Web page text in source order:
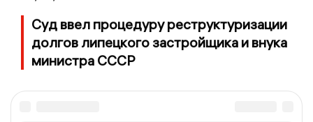
Суд ввел процедуру реструктуризации
долгов липецкого застройщика и внука
министра СССР